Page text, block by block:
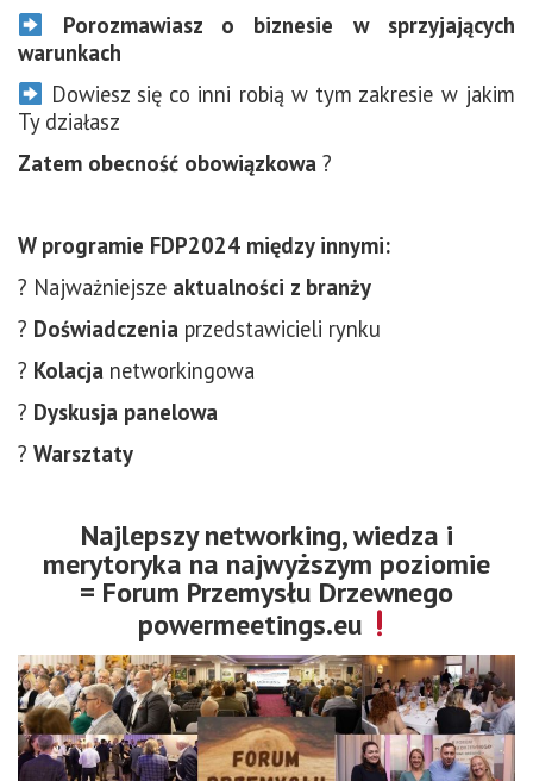
Porozmawiasz o biznesie w sprzyjających
warunkach
Dowiesz się co inni robią w tym zakresie w jakim
Ty działasz
Zatem obecność obowiązkowa ?
W programie FDP2024 między innymi:
? Najważniejsze aktualności z branży
? Doświadczenia przedstawicieli rynku
? Kolacja networkingowa
? Dyskusja panelowa
? Warsztaty
Najlepszy networking, wiedza i
merytoryka na najwyższym poziomie
= Forum Przemysłu Drzewnego
powermeetings.eu